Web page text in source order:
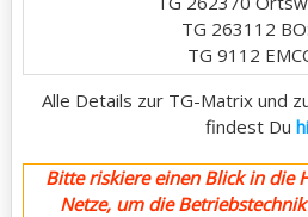
TG 263112
TG 9112
Alle Details zur TG-Matrix und
findest Du
Bitte riskiere einen Blick in die
Netze, um die